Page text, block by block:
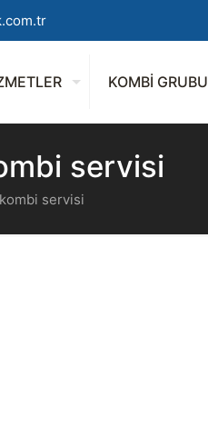
KOMBİ GRUBU
servisi
servisi